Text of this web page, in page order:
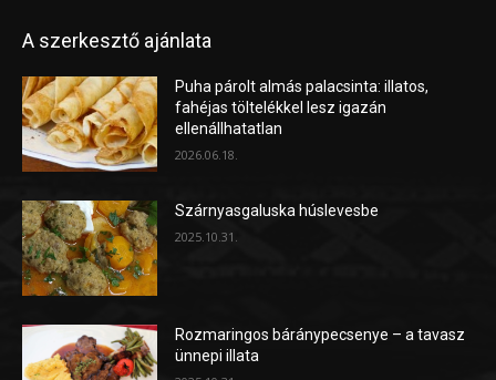
A szerkesztő ajánlata
Puha párolt almás palacsinta: illatos,
fahéjas töltelékkel lesz igazán
ellenállhatatlan
2026.06.18.
Szárnyasgaluska húslevesbe
2025.10.31.
Rozmaringos báránypecsenye – a tavasz
ünnepi illata